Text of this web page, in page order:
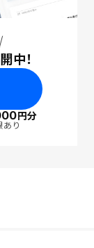
中！
円分
り